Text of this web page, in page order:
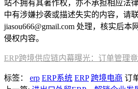
站不拥有其著作权，亦不承担相应法
中有涉嫌抄袭或描述失实的内容，请联
jiasou666@gmail.com 处理，核实后本
侵权内容。
ERP跨境供应链内幕曝光：订单管理
标签： erp ERP系统 ERP 跨境电商 订